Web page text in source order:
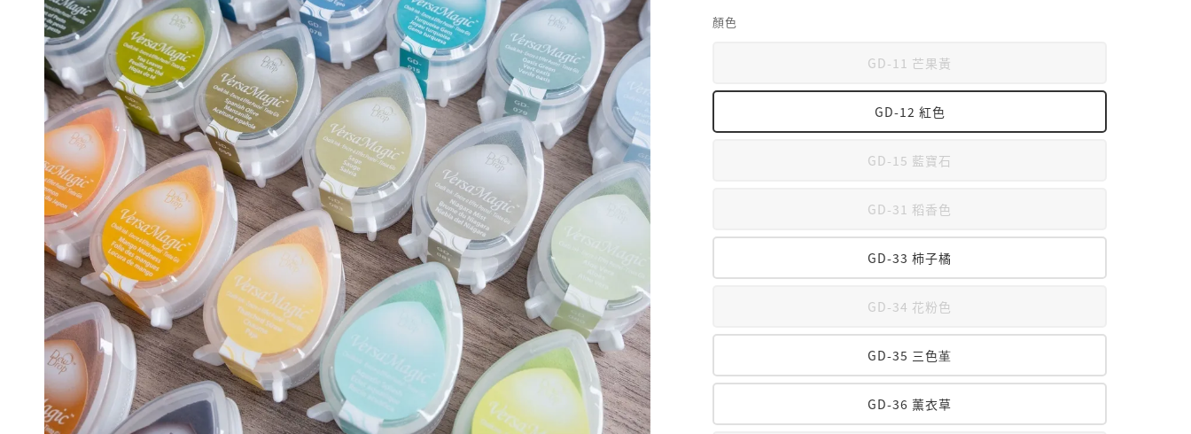
顏色
GD-11 芒果黃
GD-12 紅色
GD-15 藍寶石
GD-31 稻香色
GD-33 柿子橘
GD-34 花粉色
GD-35 三色堇
GD-36 薰衣草